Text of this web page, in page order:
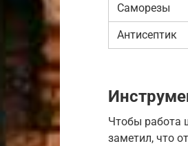
Саморезы
Антисептик
Чтобы работа
заметил, что